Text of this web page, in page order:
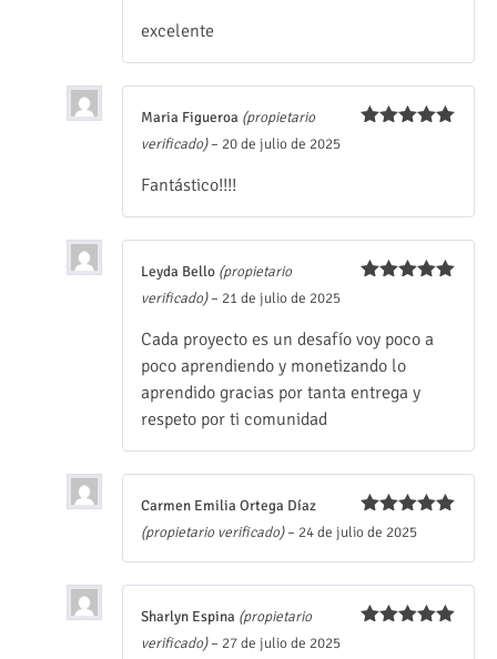
excelente
Maria Figueroa (propietario
verificado)– 20 de julio de 2025
Fantástico!!!!
Leyda Bello (propietario
verificado)– 21 de julio de 2025
Cada proyecto es un desafío voy poco a
poco aprendiendo y monetizando lo
aprendido gracias por tanta entrega y
respeto por ti comunidad
Valorado
Carmen Emilia Ortega Díaz
(propietario verificado)– 24 de julio de 2025
Sharlyn Espina (propietario
verificado)– 27 de julio de 2025